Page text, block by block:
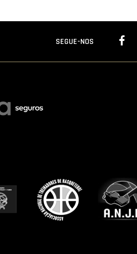
SEGUE-NOS